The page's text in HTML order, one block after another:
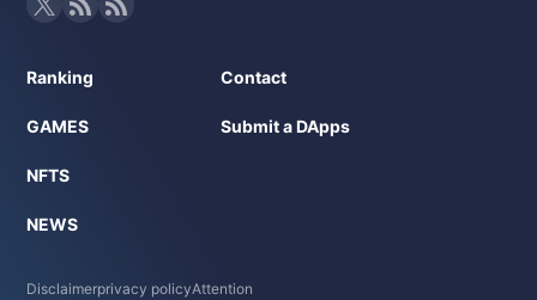
Ranking
GAMES
NFTS
NEWS
Contact
Submit a DApps
Disclaimerprivacy policyAttention